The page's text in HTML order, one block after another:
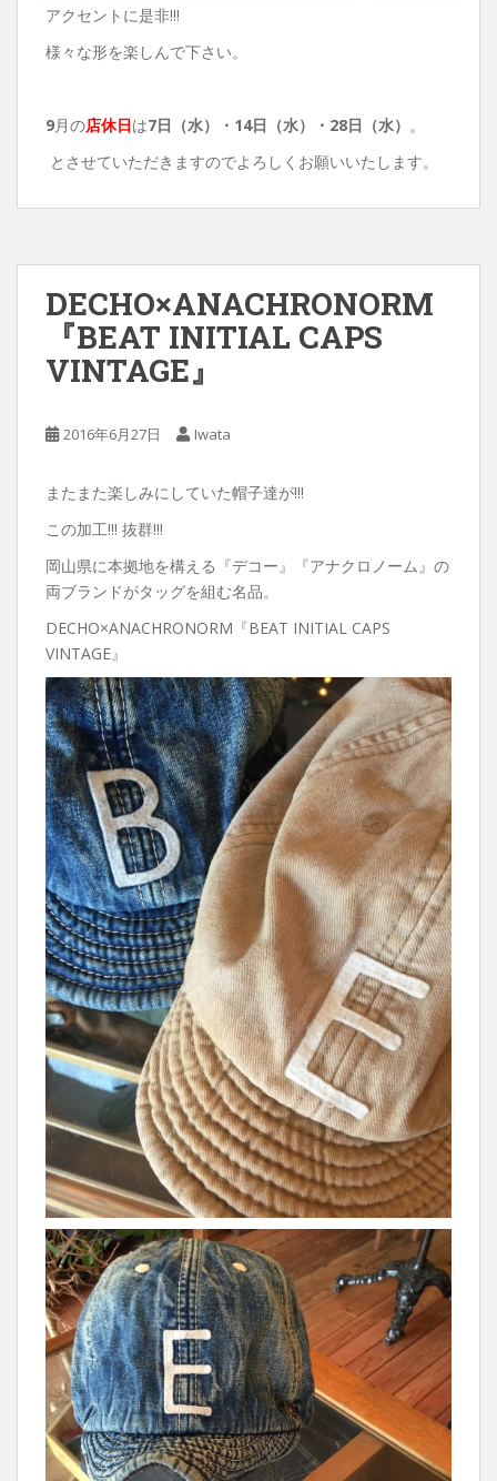
アクセントに是非!!!
様々な形を楽しんで下さい。
9月の店休日は7日（水）・14日（水）・28日（水） 。
とさせていただきますのでよろしくお願いいたします。
DECHO×ANACHRONORM
『BEAT INITIAL CAPS
VINTAGE』
2016年6月27日 Iwata
またまた楽しみにしていた帽子達が!!!
この加工!!! 抜群!!!
岡山県に本拠地を構える『デコー』『アナクロノーム』の
両ブランドがタッグを組む名品。
DECHO×ANACHRONORM『BEAT INITIAL CAPS
VINTAGE』